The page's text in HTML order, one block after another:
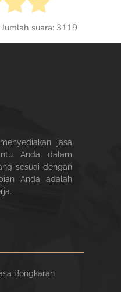
suara: 3119
jasa
Anda dalam
sesuai dengan
Anda adalah
Bongkaran